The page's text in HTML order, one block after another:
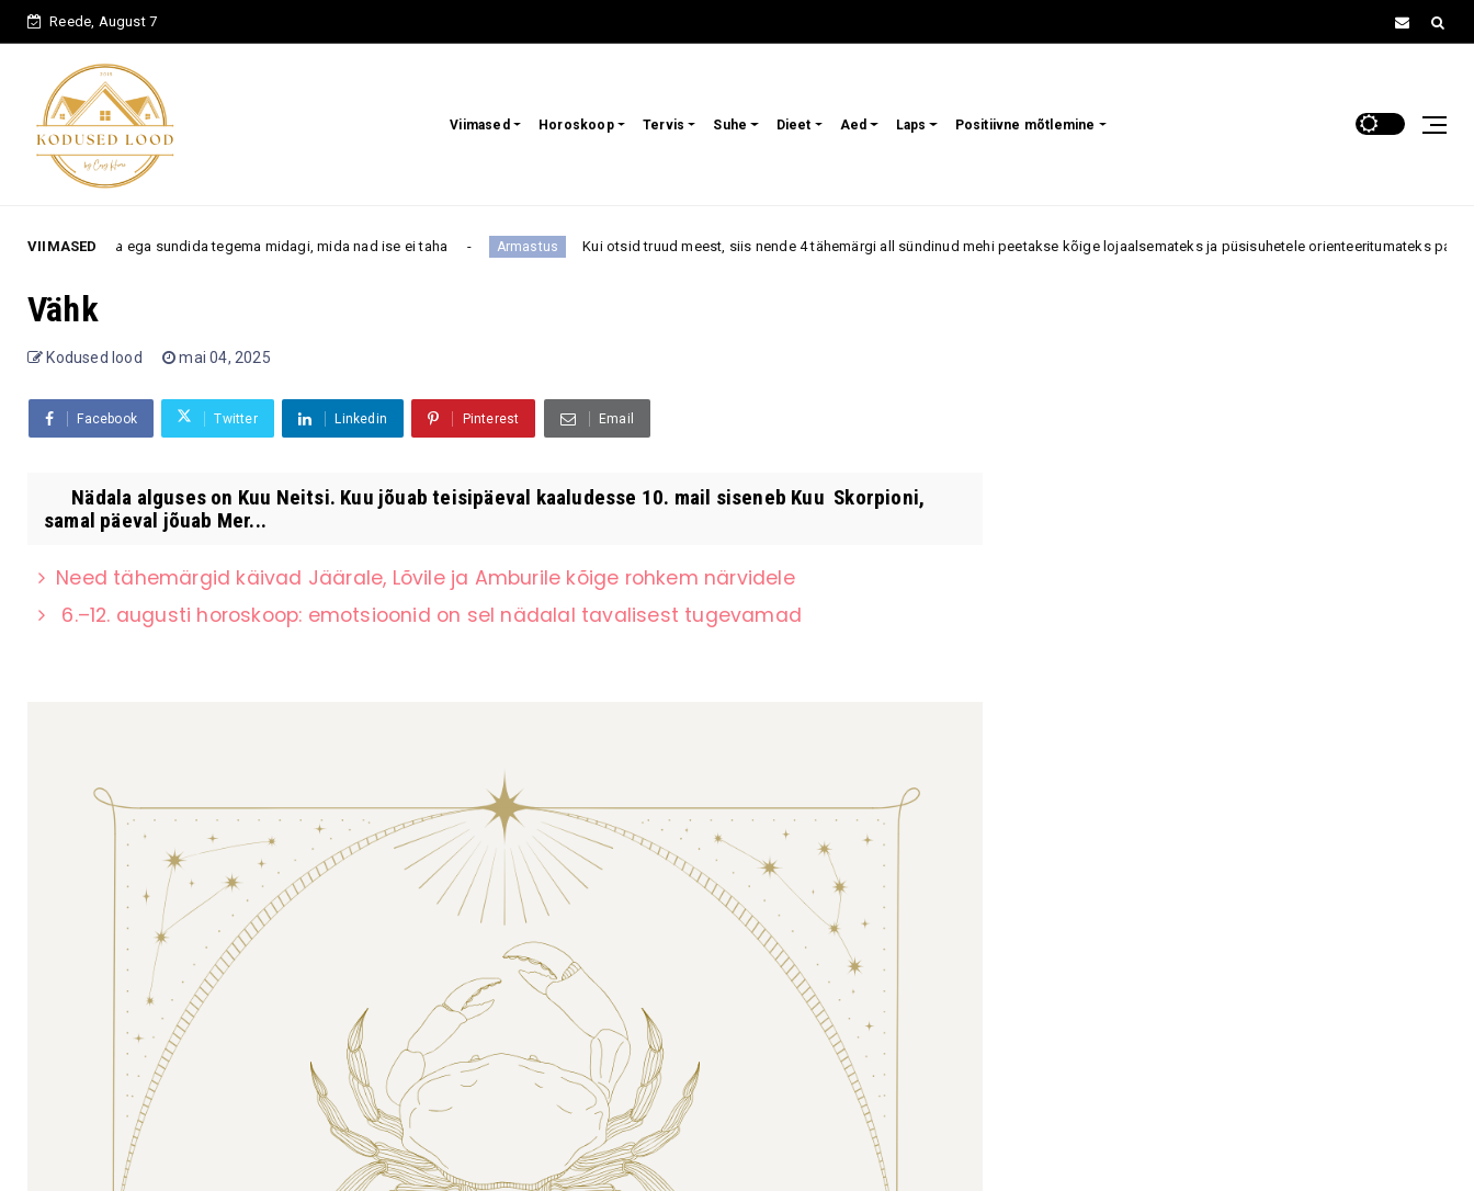
Reede, August 7
Viimased Horoskoop Tervis Suhe Dieet Aed Laps Positiivne mõtlemine
VIIMASED
ega sundida tegema midagi, mida nad ise ei taha Armastus Kui otsid truud meest, siis nende 4 tähemärgi all sündinud mehi peetakse kõige lojaalsemateks ja püsisuhetele orienteeritumateks partneriteks
Vähk
Kodused lood mai 04, 2025
Facebook Twitter Linkedin Pinterest Email
Nädala alguses on Kuu Neitsi. Kuu jõuab teisipäeval kaaludesse 10. mail siseneb Kuu Skorpioni,
samal päeval jõuab Mer...
Need tähemärgid käivad Jäärale, Lõvile ja Amburile kõige rohkem närvidele
6.–12. augusti horoskoop: emotsioonid on sel nädalal tavalisest tugevamad